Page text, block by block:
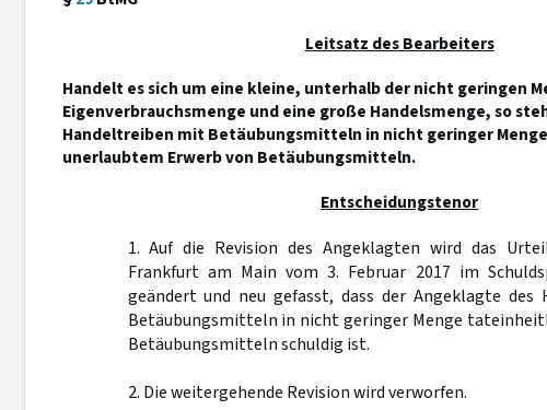
Leitsatz des Bearbeiters
Handelt es sich um eine kleine, unterhalb der nicht geringen
Eigenverbrauchsmenge und eine große Handelsmenge, so
Handeltreiben mit Betäubungsmitteln in nicht geringer
unerlaubtem Erwerb von Betäubungsmitteln.
Entscheidungstenor
1. Auf die Revision des Angeklagten wird das
Frankfurt am Main vom 3. Februar 2017 im
geändert und neu gefasst, dass der Angeklagte des
Betäubungsmitteln in nicht geringer Menge
Betäubungsmitteln schuldig ist.
2. Die weitergehende Revision wird verworfen.